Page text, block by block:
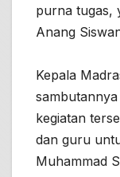
purna tugas,
Anang
Kepala
kegiatan
dan guru
Muhammad